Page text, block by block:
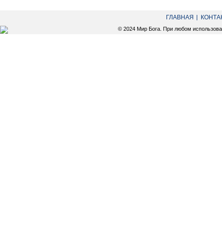
ГЛАВНАЯ
© 2024 Мир Бога. При любом